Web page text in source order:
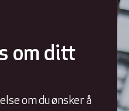
om ditt
om du ønsker å